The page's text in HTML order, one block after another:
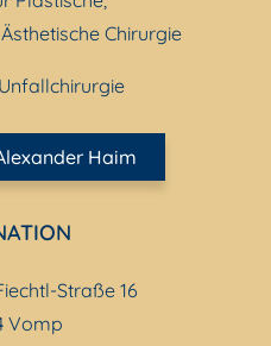
Chirurgie
Haim
Straße 16
Vomp